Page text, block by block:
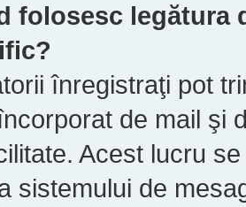
folosesc
înregistraţi pot
de mail şi
Acest lucru
sistemului de